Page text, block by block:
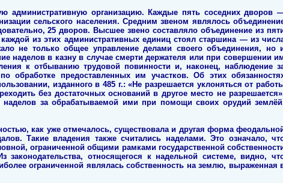
административную организацию. Каждые пять соседних дворов
сельского населения. Средним звеном являлось
25 дворов. Высшее звено составляло объединение из
из этих административных единиц стоял старшина — из
не только общее управление делами своего объединения, но
наделов в казну в случае смерти держателя или при совершении
к отбыванию трудовой повинности и, наконец, наблюдение
обработке предоставленных им участков. Об этих
изданного в 485 г.: «Не разрешается уклоняться от
без достаточных оснований в другое место не
наделов за обрабатываемой ими при помощи своих орудий
как уже отмечалось, существовала и другая форма
Такие владения также считались наделами. Это означало,
ограниченной общими рамками государственной
относящегося к надельной системе, видно,
ограниченной являлась собственность на землю, выраженная